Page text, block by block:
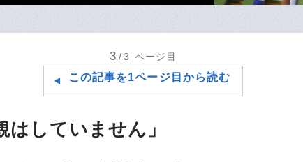
日本じゅうが歓喜
3 /3 ページ目
この記事を1ページ目から読む
はしていません」